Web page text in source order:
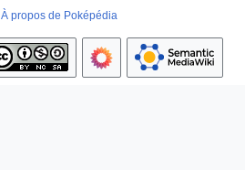
À propos de Poképédia